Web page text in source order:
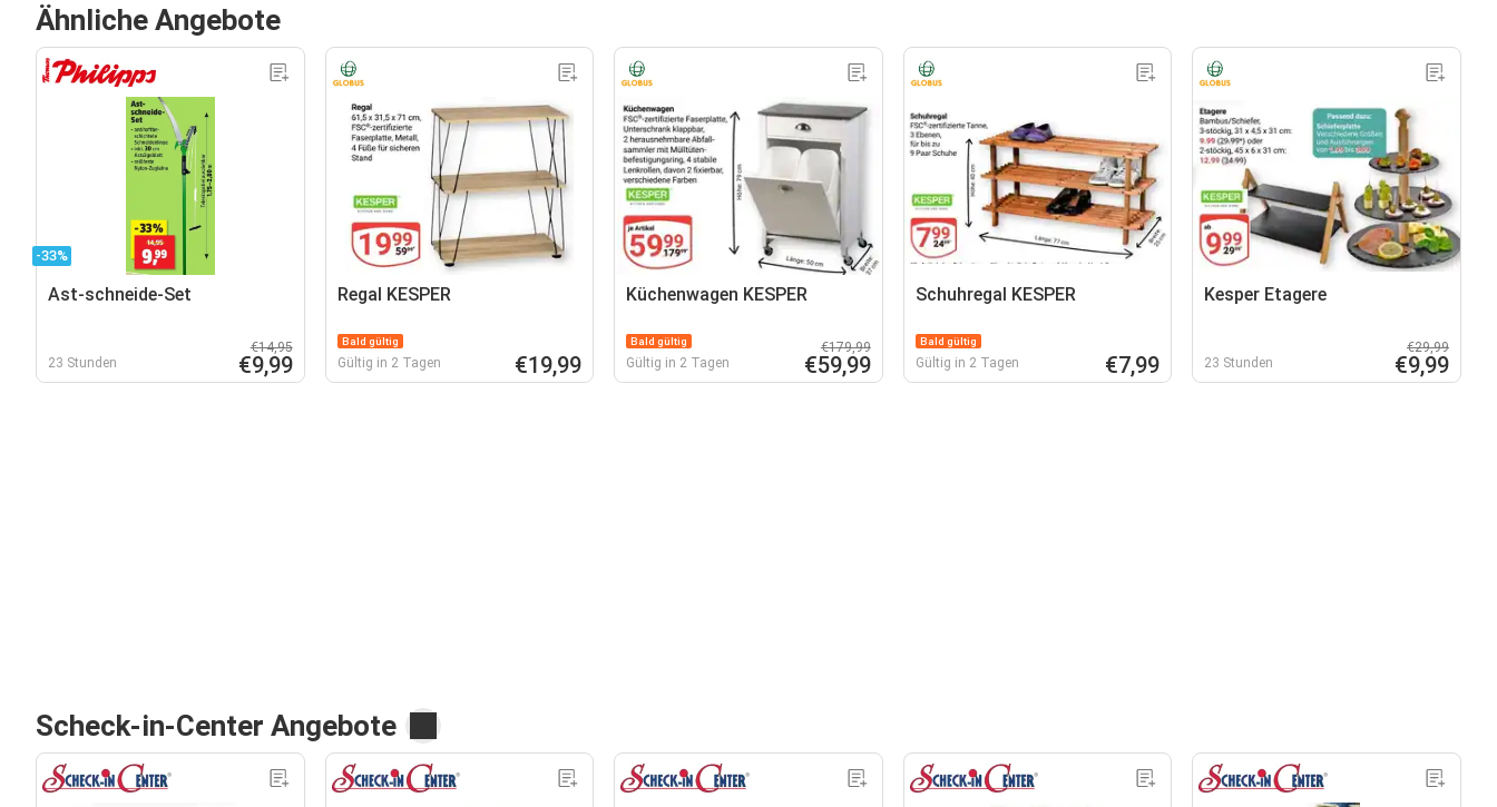
Ähnliche Angebote
-33%
Ast-schneide-Set
23 Stunden
€14,95
€9,99
Regal KESPER
Bald gültig
Gültig in 2 Tagen €19,99
Küchenwagen KESPER
Bald gültig
Gültig in 2 Tagen
€179,99
€59,99
Schuhregal KESPER
Bald gültig
Gültig in 2 Tagen €7,99
Kesper Etagere
23 Stunden
€29,99
€9,99
Scheck-in-Center Angebote